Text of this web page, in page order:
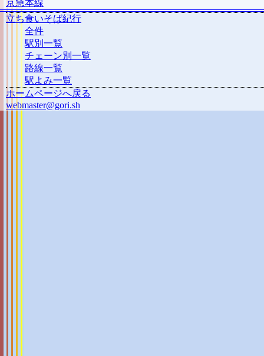
京急本線
立ち食いそば紀行
全件
駅別一覧
チェーン別一覧
路線一覧
駅よみ一覧
ホームページへ戻る
webmaster@gori.sh